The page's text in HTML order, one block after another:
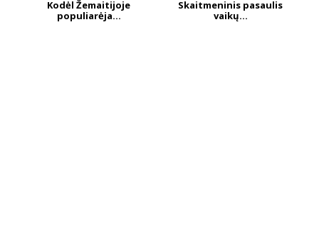
Kodėl Žemaitijoje
populiarėja...
Skaitmeninis pasaulis
vaikų...